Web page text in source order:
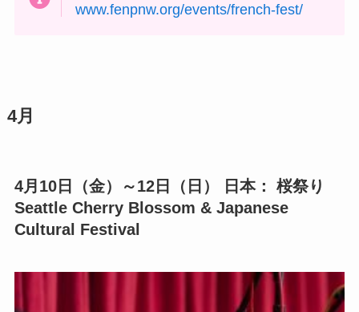
www.fenpnw.org/events/french-fest/
4月
4月10日（金）～12日（日）
日本： 桜祭り
Seattle Cherry Blossom & Japanese
Cultural Festival